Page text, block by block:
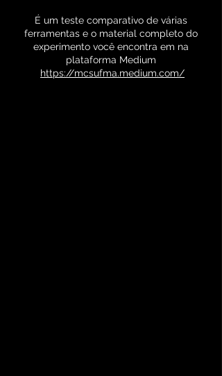
É um teste comparativo de várias
ferramentas e o material completo do
experimento você encontra em na
plataforma Medium
https://mcsufma.medium.com/